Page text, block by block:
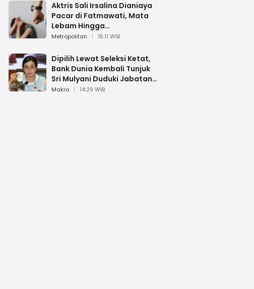
Aktris Sali Irsalina Dianiaya
Pacar di Fatmawati, Mata
Lebam Hingga
Diselamatkan Polantas
Metropolitan 15:11 WIB
Dipilih Lewat Seleksi Ketat,
Bank Dunia Kembali Tunjuk
Sri Mulyani Duduki Jabatan
Strategis
Makro 14:29 WIB